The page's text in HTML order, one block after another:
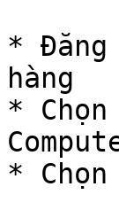
* Đăng
hàng
*
*